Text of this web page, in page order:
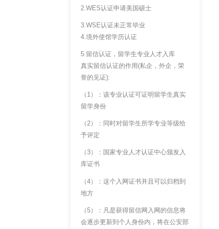
2.WES认证申请美国硕士
3.WSE认证未正常毕业
4.境外使馆学历认证
5.留信认证，留学生专业人才入库
真实留信认证的作用(私企，外企，荣
誉的见证):
（1）：该专业认证可证明留学生真实
留学身份
（2）：同时对留学生所学专业等级给
予评定
（3）：国家专业人才认证中心颁发入
库证书
（4）：这个入网证书并且可以归档到
地方
（5）：凡是获得留信网入网的信息将
会逐步更新到个人身份内，将在公安部